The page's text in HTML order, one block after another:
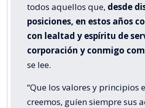
todos aquellos que, desde
posiciones, en estos años
con lealtad y espíritu de
corporación y conmigo
se lee.
“Que los valores y principios
creemos, guíen siempre sus